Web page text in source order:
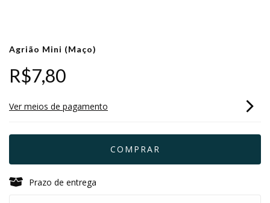
Agrião Mini (Maço)
R$7,80
Ver meios de pagamento
Prazo de entrega